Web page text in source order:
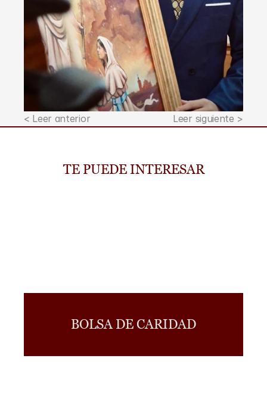
< Leer anterior Leer siguiente >
TE PUEDE INTERESAR
BOLSA DE CARIDAD